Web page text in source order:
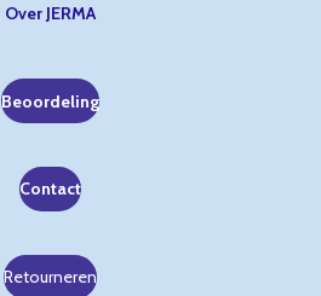
Over JERMA
Beoordeling
Contact
Retourneren